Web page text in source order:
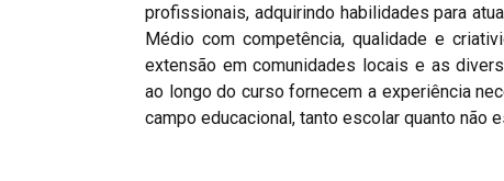
profissionais, adquirindo habilidades para
Médio com competência, qualidade e
extensão em comunidades locais e as
ao longo do curso fornecem a experiência
campo educacional, tanto escolar quanto não